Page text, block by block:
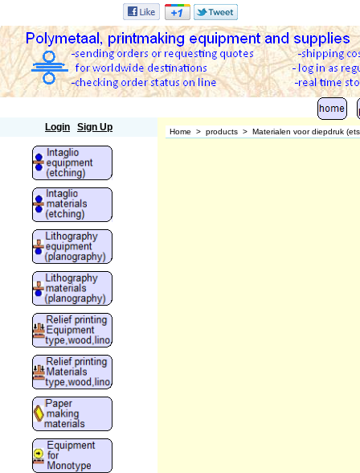
Login Sign Up Home > products > Materialen voor diepdruk